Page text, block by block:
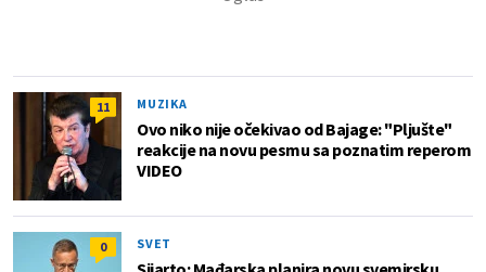
11 MUZIKA
Ovo niko nije očekivao od Bajage: "Pljušte"
reakcije na novu pesmu sa poznatim reperom
VIDEO
0 SVET